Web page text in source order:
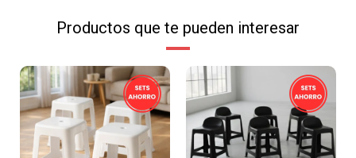
Productos que te pueden interesar